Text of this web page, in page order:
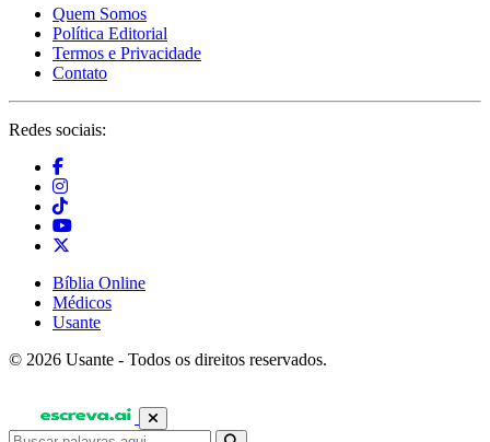
Quem Somos
Política Editorial
Termos e Privacidade
Contato
Redes sociais:
Bíblia Online
Médicos
Usante
© 2026 Usante - Todos os direitos reservados.